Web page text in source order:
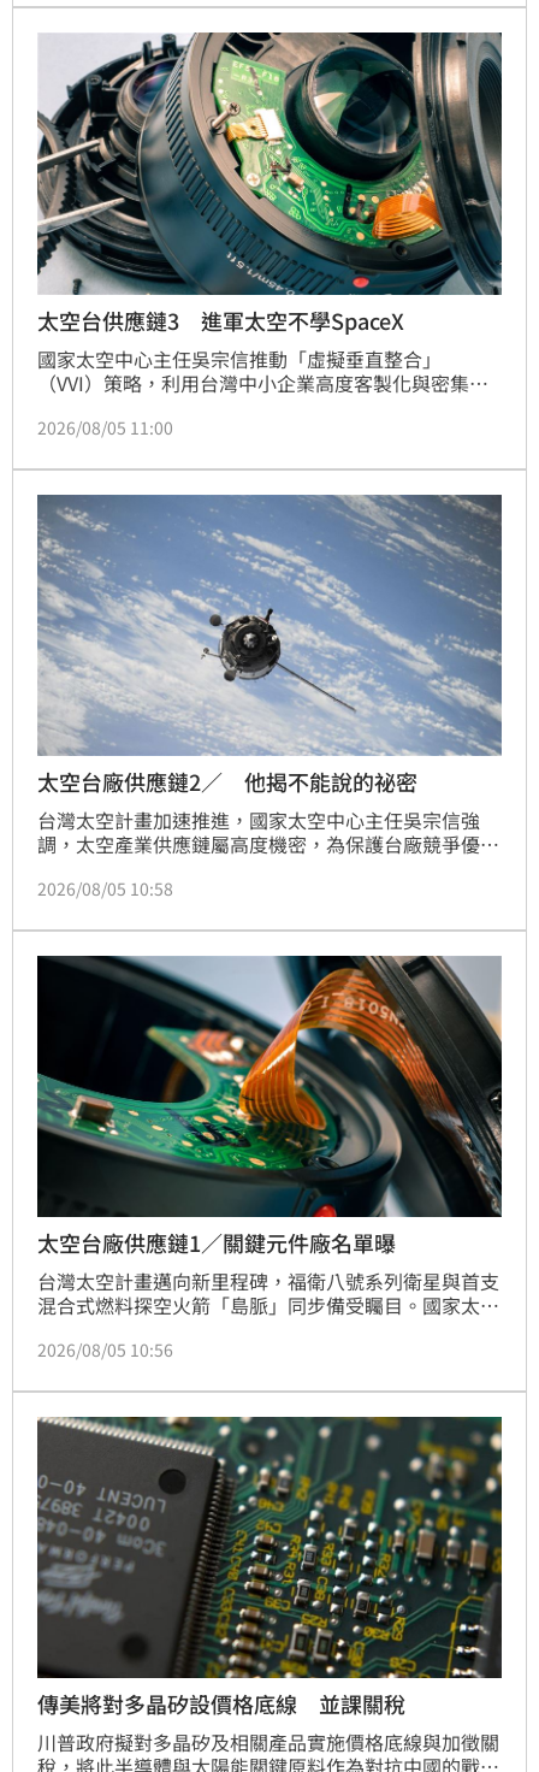
多位民主黨參議員已呼籲證券管理委員會介入調查，認
為此舉公然濫用職權謀取私利，恐讓川普更有動機發布
能擾動市場的資訊，而非考量國家利益。目前已有交易
公司申請訂閱，爭議持續擴大。
太空台供應鏈3 進軍太空不學SpaceX
國家太空中心主任吳宗信推動「虛擬垂直整合」
（VVI）策略，利用台灣中小企業高度客製化與密集產
主研發與台廠支援，不僅能推動自主入軌火箭，更提升
合未來福衛九號雷達衛星，可突破天候限制，實現全天
候監測。太空產業不僅是戰略科技，更能協助台廠布局
全球市場，透過衛星影像應用於碳監測、農業及民生防
災，展現台灣在太空科技領域的自主實力與國際競爭
力。
2026/08/05 11:00
太空台廠供應鏈2／ 他揭不能說的祕密
台灣太空計畫加速推進，國家太空中心主任吳宗信強
調，太空產業供應鏈屬高度機密，為保護台廠競爭優
衛星發展，目標2028年發射首顆自製衛星，並透過委
指出，台灣廠商需通過高規格的太空驗證，包括振動、
輻射及熱真空測試，一旦產品經實際飛行驗證，即能順
利取得國際太空供應鏈門票。TASA將持續扮演核心角
色，透過「虛擬垂直整合」策略，帶領台廠在國際太空
商機中搶佔關鍵地位，打造完整的產業生態系。
2026/08/05 10:58
太空台廠供應鏈1／關鍵元件廠名單曝
台灣太空計畫邁向新里程碑，福衛八號系列衛星與首支
混合式燃料探空火箭「島脈」同步備受矚目。國家太空
家台廠，成功建立關鍵零組件在地供應鏈。其中，原相
試的「島脈」火箭，設計致敬台灣國蝶寬尾鳳蝶，象徵
技術領航。透過虛擬垂直整合策略，台灣不僅深化自主
研發能力，更積極帶領本土太空產業鏈搶攻全球商機，
展現台灣在國際太空市場的強大競爭潛力與技術實力。
2026/08/05 10:56
傳美將對多晶矽設價格底線 並課關稅
川普政府擬對多晶矽及相關產品實施價格底線與加徵關